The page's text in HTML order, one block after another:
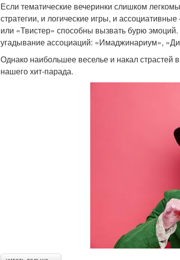
Если тематические вечеринки слишком
стратегии, и логические игры, и
или «Твистер» способны вызвать бурю
угадывание ассоциаций: «Имаджинариум»,
Однако наибольшее веселье и накал
нашего хит-парада.